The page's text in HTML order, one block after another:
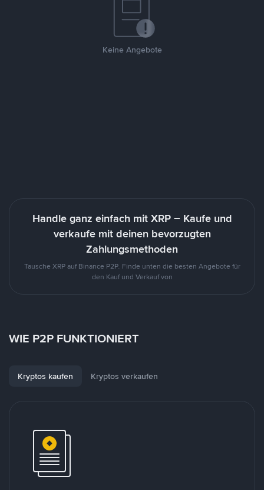
Keine Angebote
Handle ganz einfach mit XRP – Kaufe und
verkaufe mit deinen bevorzugten
Zahlungsmethoden
Tausche XRP auf Binance P2P. Finde unten die besten Angebote für
den Kauf und Verkauf von
WIE P2P FUNKTIONIERT
Kryptos kaufen Kryptos verkaufen